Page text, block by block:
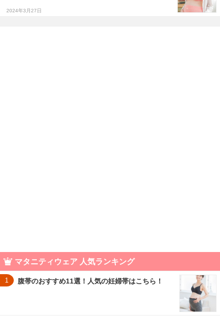
2024年3月27日
マタニティウェア 人気ランキング
1 腹帯のおすすめ11選！人気の妊婦帯はこちら！